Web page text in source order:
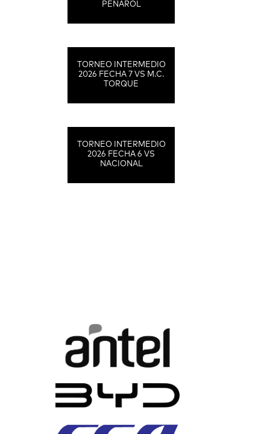
PEÑAROL
TORNEO INTERMEDIO
2026 FECHA 7 VS M.C.
TORQUE
TORNEO INTERMEDIO
2026 FECHA 6 VS
NACIONAL